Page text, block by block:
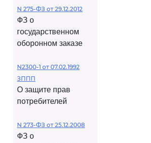
N 275-ФЗ от 29.12.2012
ФЗ о
государственном
оборонном заказе
N2300-1 от 07.02.1992
ЗППП
О защите прав
потребителей
N 273-ФЗ от 25.12.2008
ФЗ о